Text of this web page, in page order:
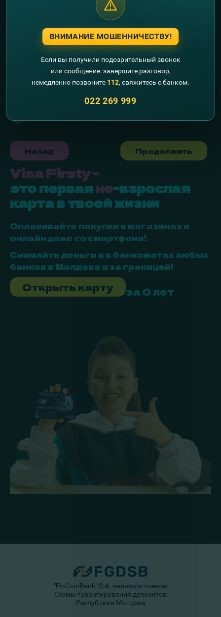
правильные варианты ответа:
это электронное средство платежа, а также
удаленного доступа владельца карты к своему
банковскому счету
счет здесь ни при чем
деньги хранятся на банковском счете, а карта
нужна для удаленного доступа к банковскому
Назад Продолжить
Visa Firsty -
это перваяне-взрослая
карта в твоей жизни
Оплачивайте покупки в магазинах и
онлайн даже со смартфона!
Снимайте деньги в в банкоматах любых
банков в Молдове и за границей!
Открыть карту за 0 лет
"FinComBank" S.A. является членом
Схемы гарантирования депозитов
Республики Молдова
ВНИМАНИЕ МОШЕННИЧЕСТВУ!
Если вы получили подозрительный звонок
или сообщение: завершите разговор,
немедленно позвоните 112, свяжитесь с банком.
022 269 999